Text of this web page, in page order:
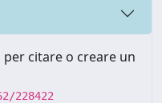
citare o creare un
228422